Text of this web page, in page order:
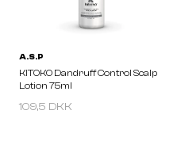
KITOKO ARTE Super
Cream 150ml
109,5 DKK